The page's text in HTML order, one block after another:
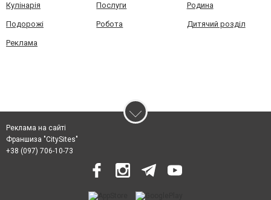
Кулінарія Послуги Родина
Подорожі Робота Дитячий розділ
Реклама
Реклама на сайті
Франшиза "CitySites"
+38 (097) 706-10-73